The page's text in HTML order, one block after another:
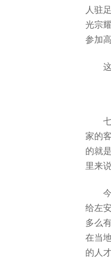
人驻
光宗
参加
家的
的就
里来
给左
多么
在当
的人